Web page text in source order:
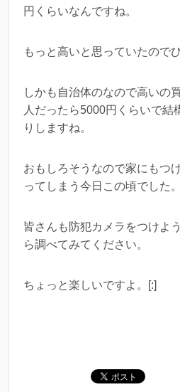
円くらいなんですね。
もっと高いと思っていたので
しかも自治体のなので高いの
人だったら5000円くらいで結
りしますね。
おもしろそうなので家にもつ
ってしまう今日この頃でした。
皆さんも防犯カメラをつけよ
ら調べてみてください。
ちょっと楽しいですよ。[:]